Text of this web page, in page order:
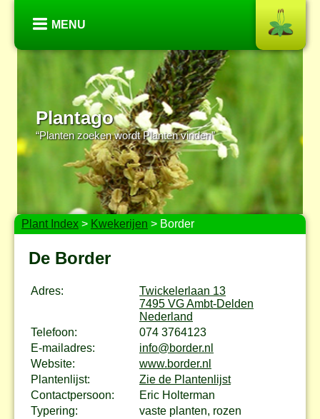
MENU
Plantago
“Planten zoeken wordt Planten vinden”
Plant Index > Kwekerijen > Border
De Border
Adres:
Twickelerlaan 13
7495 VG Ambt-Delden
Nederland
Telefoon:
074 3764123
E-mailadres:
info@border.nl
Website:
www.border.nl
Plantenlijst:
Zie de Plantenlijst
Contactpersoon:
Eric Holterman
Typering:
vaste planten, rozen